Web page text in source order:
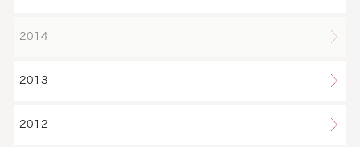
2014
2013
2012